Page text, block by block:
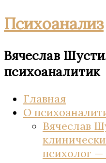
Психоанализ
Вячеслав
психоаналитик
Главная
О
Вячеслав
психолог —